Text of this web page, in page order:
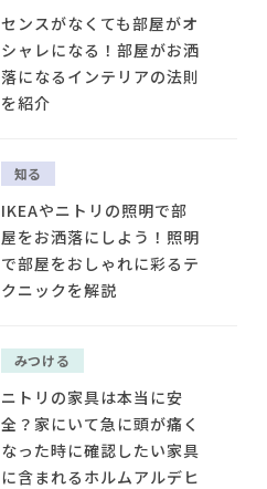
センスがなくても部屋がオ
シャレになる！部屋がお洒
落になるインテリアの法則
を紹介
知る
IKEAやニトリの照明で部
屋をお洒落にしよう！照明
で部屋をおしゃれに彩るテ
クニックを解説
みつける
ニトリの家具は本当に安
全？家にいて急に頭が痛く
なった時に確認したい家具
に含まれるホルムアルデヒ